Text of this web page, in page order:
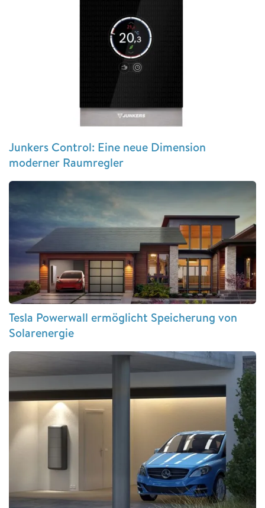
Junkers Control: Eine neue Dimension
moderner Raumregler
Tesla Powerwall ermöglicht Speicherung von
Solarenergie